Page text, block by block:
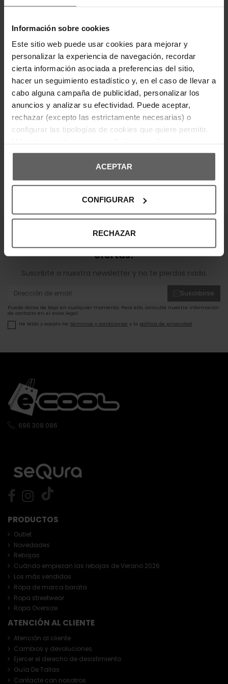
Información sobre cookies
Este sitio web puede usar cookies para mejorar y
personalizar la experiencia de navegación, recordar
cierta información asociada a preferencias del sitio,
hacer un seguimiento estadístico y, en el caso de llevar a
cabo alguna campaña de publicidad, personalizar los
anuncios y analizar su efectividad. Puede aceptar,
rechazar (excepto las estrictamente necesarias) o
configurar las tipologías de cookies que quiere permitir.
ACEPTAR
CONFIGURAR
RECHAZAR
El bolso Calvin Klein combina elegancia y
destaca por su acabado liso, logo metálico cK en
hombro o cruzado. Su interior estructurado incluye
compartimentos prácticos y cierre metálico
seguro. Ideal para completar looks formales o de
noche con un toque moderno y refinado.
DETALLES DEL PRODUCTO
DEVOLUCIONES Y CAMBIOS
INFORMACIÓN ENVÍOS
OPINIONES DE CLIENTES
ofertas!
Suscribte a nuestra newsletter y no te pierdas nada.
Suscribirse
Puede darse de baja en cualquier momento. Para ello, consulte nuestra información
de contacto en el aviso legal.
He leído y acepto los términos y condiciones y la política de privacidad
PRODUCTOS
Outlet
Novedades
Rebajas
Cuándo empiezan las rebajas de Verano 2026
Los más vendidos
Ropa de marca barata
Ropa streetwear
Ropa Oversize
ATENCIÓN AL CLIENTE
Atención al cliente
Cambios y devoluciones
Ejercer el derecho de desistimiento
Guía De Tallas
Contacte con nosotros
696 308 086